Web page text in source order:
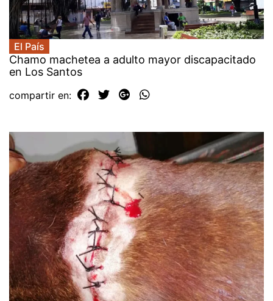
El País
Chamo machetea a adulto mayor discapacitado
en Los Santos
compartir en: